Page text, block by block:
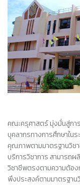
คณะครุศาสตร์ มุ่งมั่นสู่กา
บุคลากรทางการศึกษาใ
คุณภาพตามมาตรฐานวิช
บริการวิชาการ สามาร
วิชาชีพตรงตามความต้อ
พึงประสงค์ตามมาตรฐาน